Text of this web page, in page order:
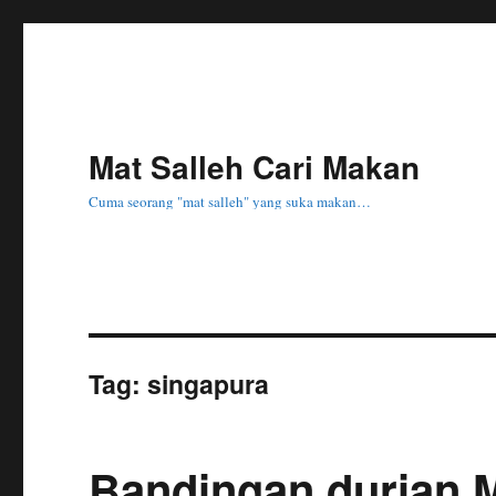
Mat Salleh Cari Makan
Cuma seorang "mat salleh" yang suka makan…
Tag:singapura